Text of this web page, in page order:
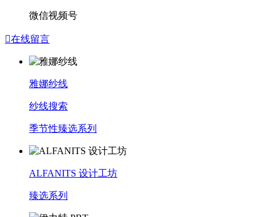
微信视频号
在线留言
雅娜纱线
纱线搜索
季节性臻选系列
ALFANITS 设计工坊
臻选系列